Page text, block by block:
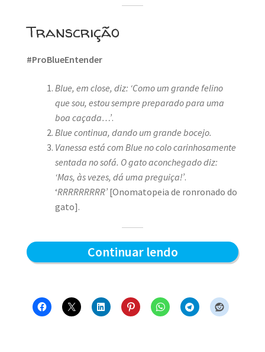
Transcrição
#ProBlueEntender
Blue, em close, diz: ‘Como um grande felino
que sou, estou sempre preparado para uma
boa caçada…’.
Blue continua, dando um grande bocejo.
Vanessa está com Blue no colo carinhosamente
sentada no sofá. O gato aconchegado diz:
‘Mas, às vezes, dá uma preguiça!’.
‘RRRRRRRRR’[Onomatopeia de ronronado do
gato].
Continuar lendoPreparado
caçada?